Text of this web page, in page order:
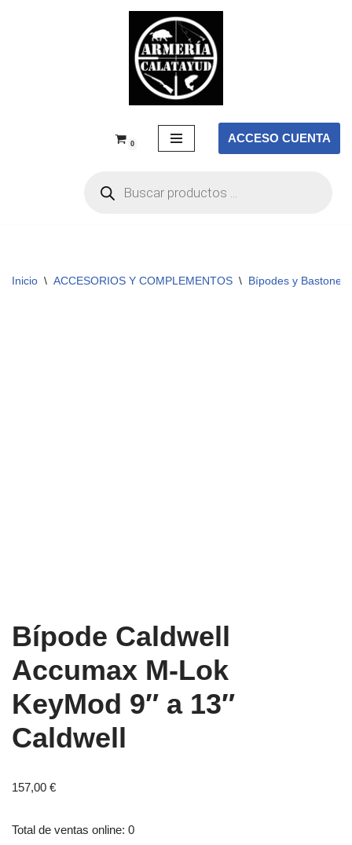
0 ACCESO CUENTA
Inicio \ ACCESORIOS Y COMPLEMENTOS \ Bípodes y Bastones
Bípode Caldwell
Accumax M-Lok
KeyMod 9″ a 13″
Caldwell
157,00 €
Total de ventas online: 0